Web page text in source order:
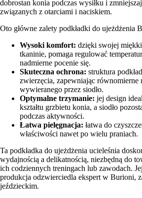
dobrostan konia podczas wysiłku i
związanych z otarciami i naciskiem.
Oto główne zalety podkładki do ujeżdżenia
Wysoki komfort: dzięki swojej
tkaninie, pomaga regulować
nadmierne pocenie się.
Skuteczna ochrona: struktura
zwierzęcia, zapewniając równomierne
wywieranego przez siodło.
Optymalne trzymanie: jej design
kształtu grzbietu konia, a siodło
podczas aktywności.
Łatwa pielęgnacja: łatwa do
właściwości nawet po wielu praniach.
Ta podkładka do ujeżdżenia ucieleśnia
wydajnością a delikatnością, niezbędną do
ich codziennych treningach lub zawodach.
produkcja odzwierciedla ekspert w Burioni,
jeździeckim.